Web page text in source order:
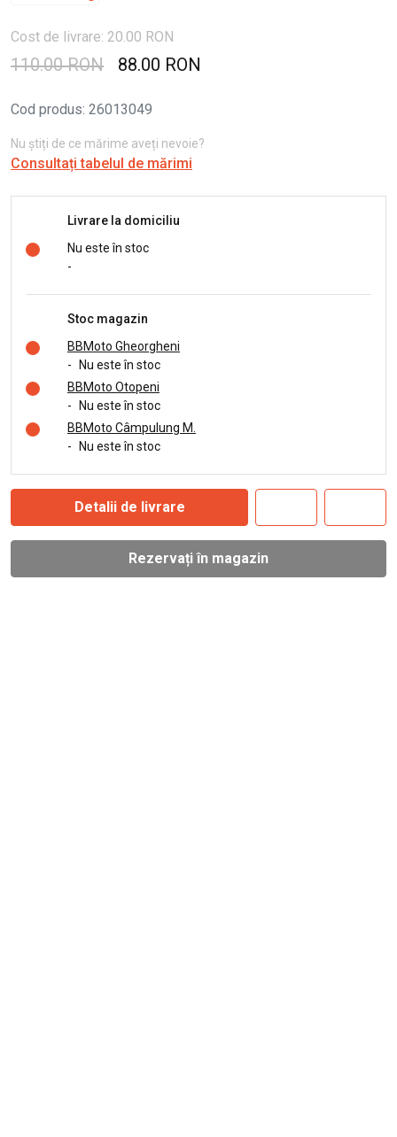
Cost de livrare: 20.00 RON
110.00 RON 88.00 RON
Cod produs: 26013049
Nu știți de ce mărime aveți nevoie?
Consultați tabelul de mărimi
Livrare la domiciliu
Nu este în stoc
-
Stoc magazin
BBMoto Gheorgheni
- Nu este în stoc
BBMoto Otopeni
- Nu este în stoc
BBMoto Câmpulung M.
- Nu este în stoc
Detalii de livrare
Rezervați în magazin